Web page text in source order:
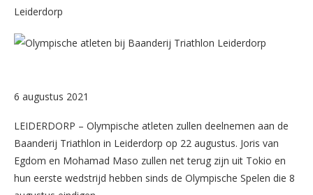
Leiderdorp
6 augustus 2021
LEIDERDORP – Olympische atleten zullen deelnemen aan de
Baanderij Triathlon in Leiderdorp op 22 augustus. Joris van
Egdom en Mohamad Maso zullen net terug zijn uit Tokio en
hun eerste wedstrijd hebben sinds de Olympische Spelen die 8